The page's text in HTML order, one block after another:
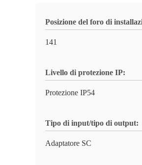
Posizione del foro di
141
Livello di protezione IP:
Protezione IP54
Tipo di input/tipo di output:
Adaptatore SC